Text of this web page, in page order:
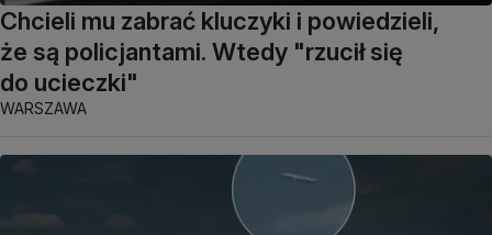
Chcieli mu zabrać kluczyki i powiedzieli,
że są policjantami. Wtedy "rzucił się
do ucieczki"
WARSZAWA